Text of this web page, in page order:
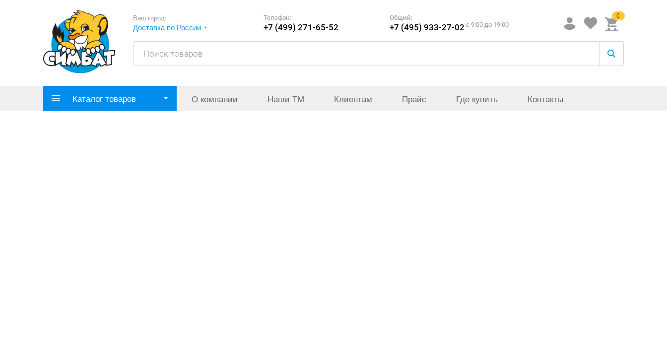
Ваш город:
Доставка по России
Телефон:
+7 (499) 271-65-52
Общий:
+7 (495) 933-27-02 c 9:00 до 19:00
0
Каталог товаров О компании Наши ТМ Клиентам Прайс Где купить Контакты